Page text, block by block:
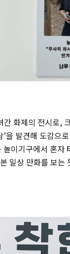
화제의 전시로,
을 발견해 도감으
놀이기구에서 혼
일상 만화를 보는